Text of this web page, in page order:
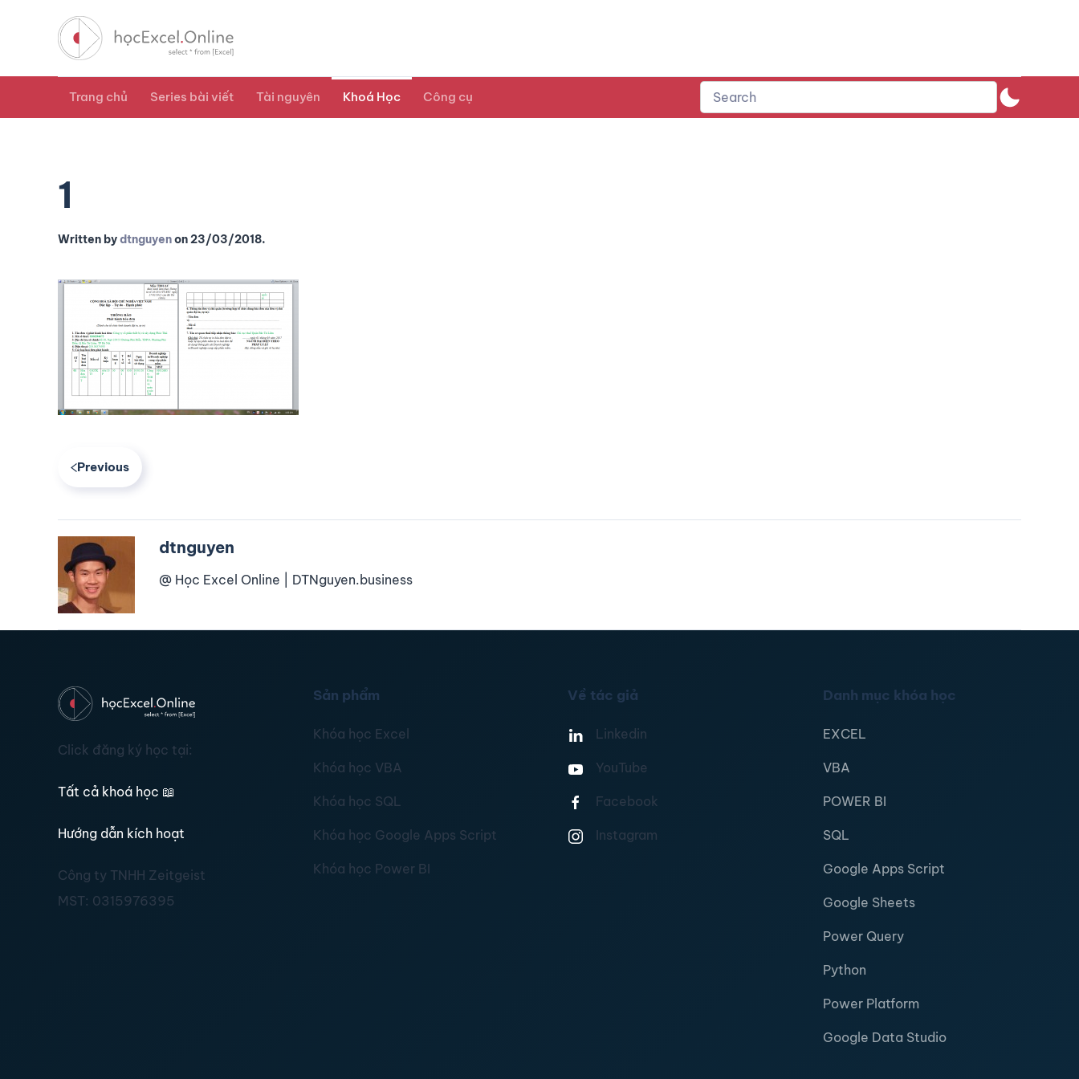
Trang chủ Series bài viết Tài nguyên Khoá Học Công cụ
1
Written bydtnguyenon23/03/2018.
Previous
dtnguyen
@ Học Excel Online | DTNguyen.business
Click đăng ký học tại:
Tất cả khoá học 📖
Hướng dẫn kích hoạt
Công ty TNHH Zeitgeist
MST: 0315976395
Sản phẩm
Khóa học Excel
Khóa học VBA
Khóa học SQL
Khóa học Google Apps Script
Khóa học Power BI
Về tác giả
Linkedin
YouTube
Facebook
Instagram
Danh mục khóa học
EXCEL
VBA
POWER BI
SQL
Google Apps Script
Google Sheets
Power Query
Python
Power Platform
Google Data Studio